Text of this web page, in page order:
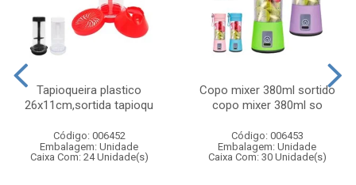
Tapioqueira plastico
26x11cm,sortida tapioqu
Código: 006452
Embalagem: Unidade
Caixa Com: 24 Unidade(s)
Copo mixer 380ml sortido
copo mixer 380ml so
Código: 006453
Embalagem: Unidade
Caixa Com: 30 Unidade(s)